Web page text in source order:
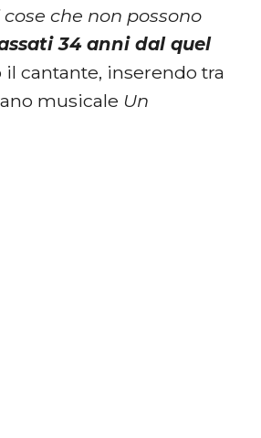
che non possono
34 anni dal quel
il cantante, inserendo tra
musicale Un